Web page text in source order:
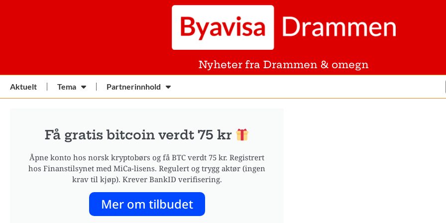
Nyheter fra Drammen & omegn
Aktuelt Tema Partnerinnhold
Få gratis bitcoin verdt 75 kr
Åpne konto hos norsk kryptobørs og få BTC verdt 75 kr. Registrert
hos Finanstilsynet med MiCa-lisens. Regulert og trygg aktør (ingen
krav til kjøp). Krever BankID verifisering.
Mer om tilbudet